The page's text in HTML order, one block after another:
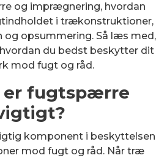
og imprægnering, hvordan
i trækonstruktioner,
og opsummering. Så læs med,
du bedst beskytter dit
mod fugt og råd.
er fugtspærre
komponent i beskyttelsen
mod fugt og råd. Når træ